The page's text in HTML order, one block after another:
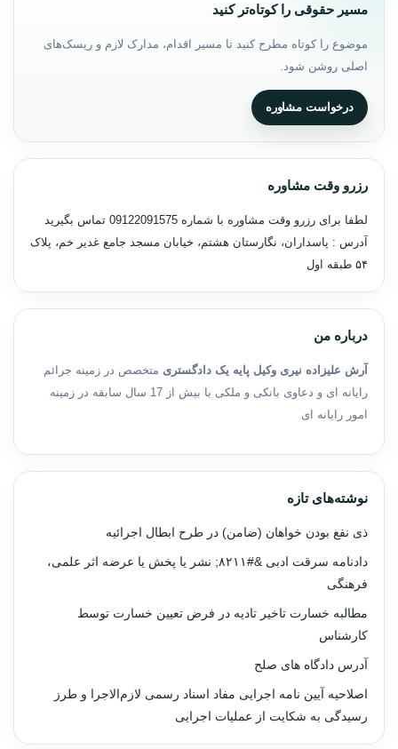
مسیر حقوقی را کوتاه‌تر کنید
موضوع را کوتاه مطرح کنید تا مسیر اقدام، مدارک لازم و ریسک‌های
اصلی روشن شود.
درخواست مشاوره
رزرو وقت مشاوره
لطفا برای رزرو وقت مشاوره با شماره 09122091575 تماس بگیرید
آدرس : پاسداران، نگارستان هشتم، خیابان مسجد جامع غدیر خم، پلاک
۵۴ طبقه اول
درباره من
آرش علیزاده نیری وکیل پایه یک دادگستری متخصص در زمینه جرائم
رایانه ای و دعاوی بانکی و ملکی با بیش از 17 سال سابقه در زمینه
امور رایانه ای
نوشته‌های تازه
ذی نفع بودن خواهان (ضامن) در طرح ابطال اجرائیه
دادنامه سرقت ادبی &#۸۲۱۱; نشر یا پخش یا عرضه اثر علمی،
فرهنگی
مطالبه خسارت تاخیر تادیه در فرض تعیین خسارت توسط
کارشناس
آدرس دادگاه های صلح
اصلاحیه آیین نامه اجرایی مفاد اسناد رسمی لازم‌الاجرا و طرز
رسیدگی به شکایت از عملیات اجرایی